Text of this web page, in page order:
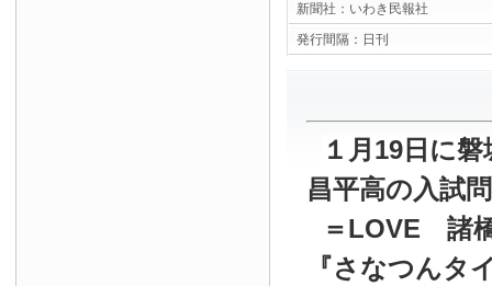
新聞社： いわき民報社
発行間隔： 日刊
１月19日に
昌平高の入試
＝LOVE 諸
『さなつんタ